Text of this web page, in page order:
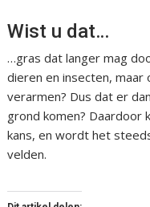
Wist u dat…
…gras dat langer mag
dieren en insecten,
verarmen? Dus dat er
grond komen? Daardoor
kans, en wordt het
velden.